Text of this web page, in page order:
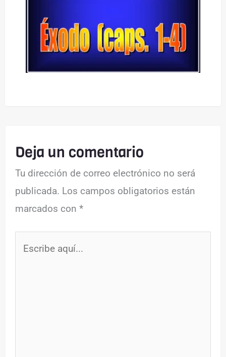
Deja un comentario
Tu dirección de correo electrónico no será
publicada. Los campos obligatorios están
marcados con*